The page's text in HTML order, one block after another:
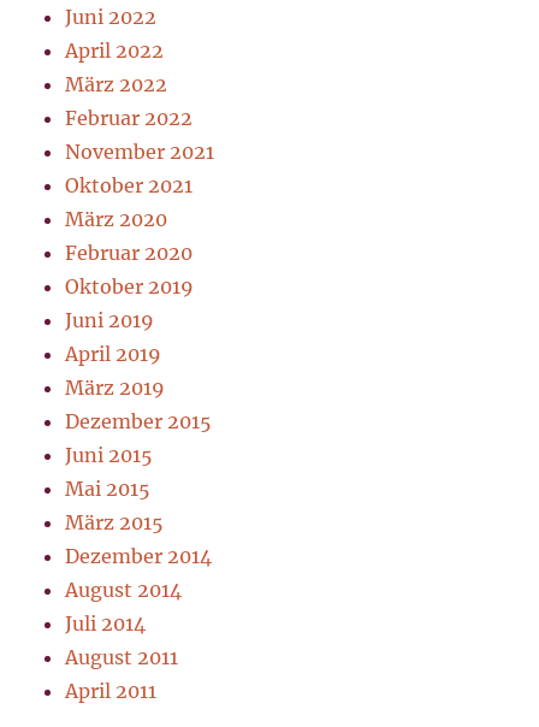
Juni 2022
April 2022
März 2022
Februar 2022
November 2021
Oktober 2021
März 2020
Februar 2020
Oktober 2019
Juni 2019
April 2019
März 2019
Dezember 2015
Juni 2015
Mai 2015
März 2015
Dezember 2014
August 2014
Juli 2014
August 2011
April 2011